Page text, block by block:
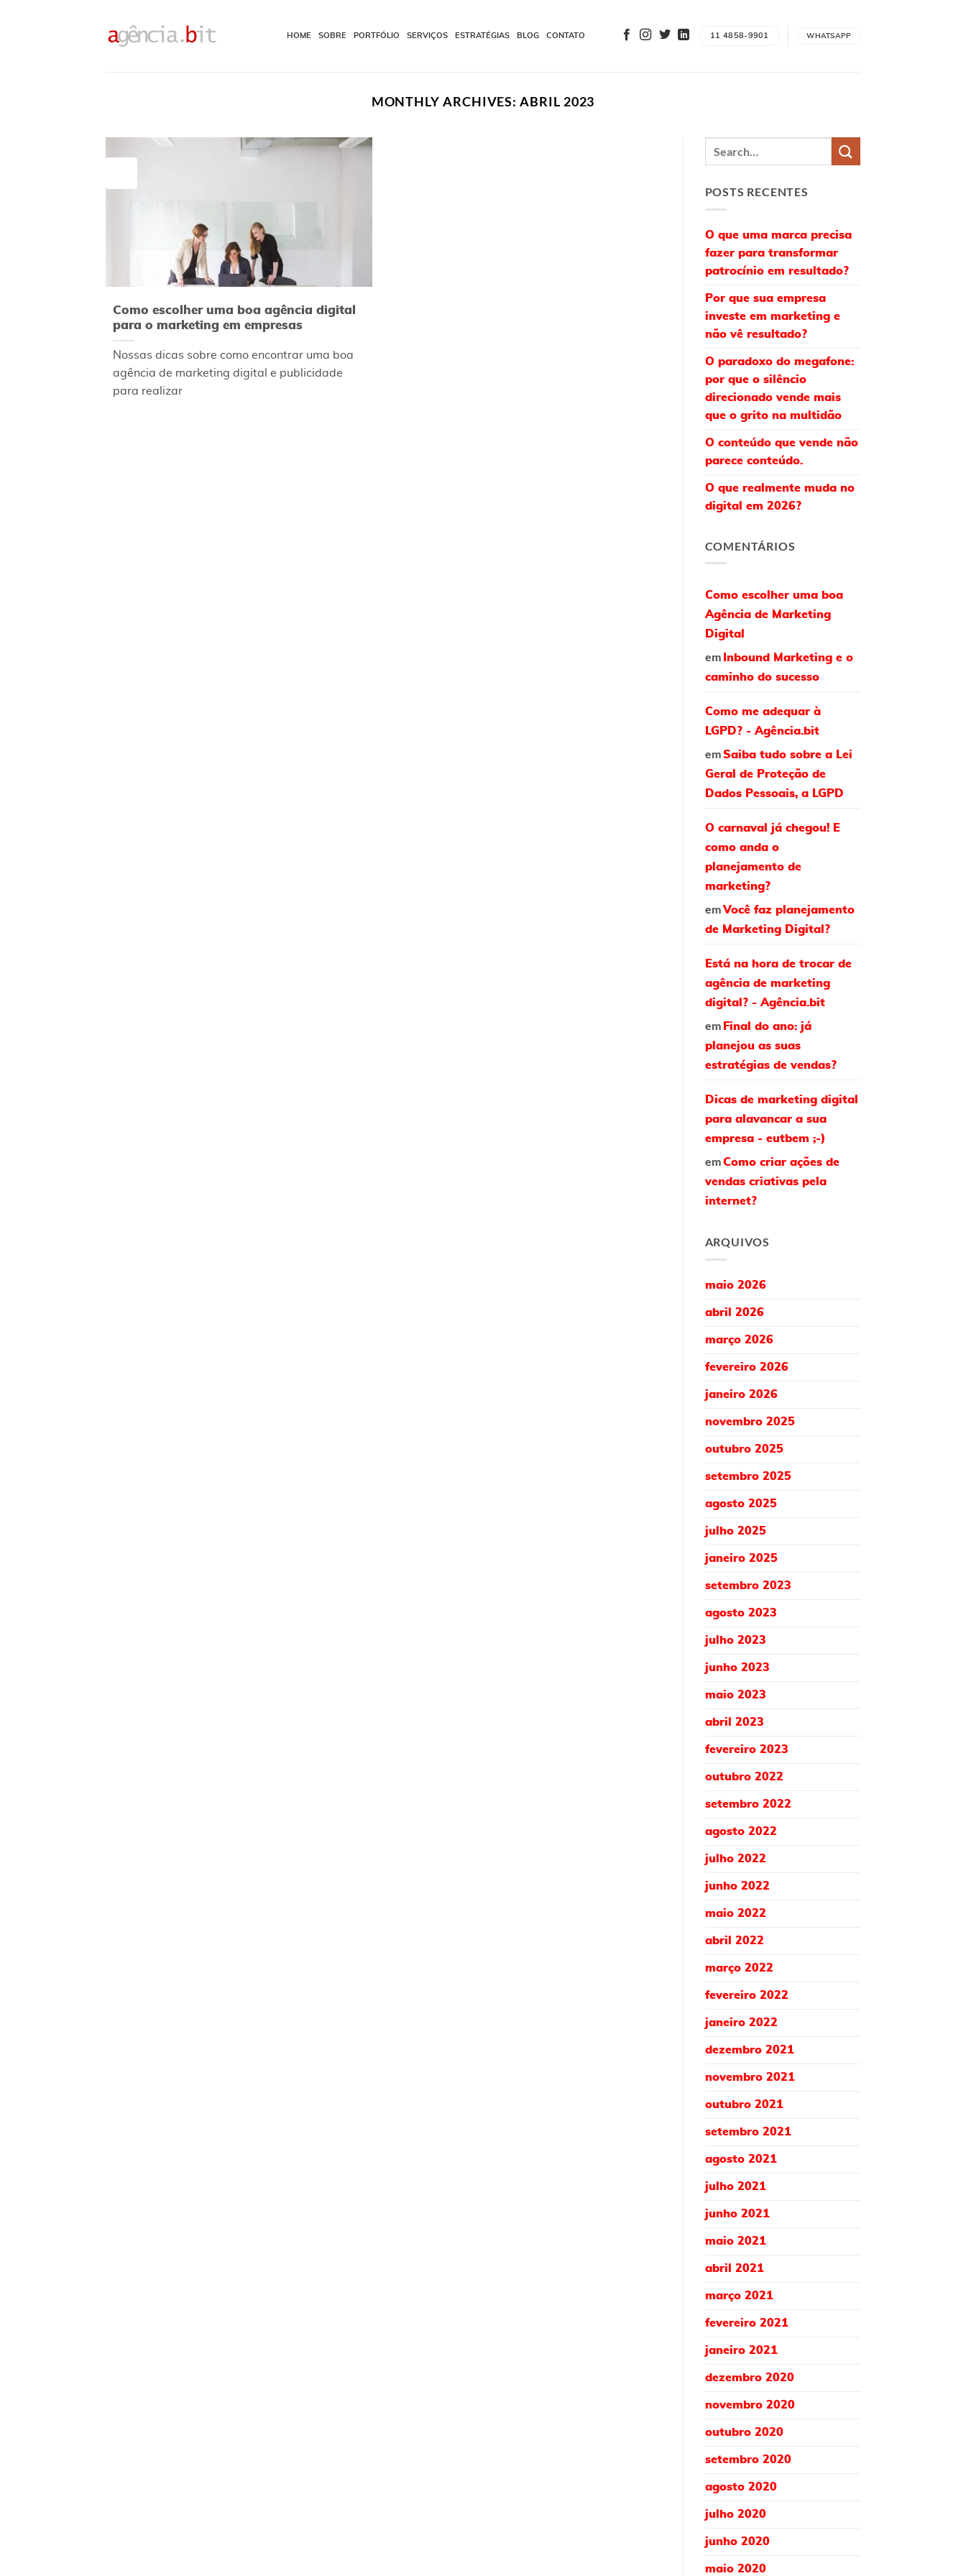
HOME SOBRE PORTFÓLIO SERVIÇOS ESTRATÉGIAS BLOG CONTATO 11 4858-9901 WHATSAPP
MONTHLY ARCHIVES:ABRIL 2023
Como escolher uma boa agência digital
para o marketing em empresas
Nossas dicas sobre como encontrar uma boa
agência de marketing digital e publicidade
para realizar
POSTS RECENTES
O que uma marca precisa
fazer para transformar
patrocínio em resultado?
Por que sua empresa
investe em marketing e
não vê resultado?
O paradoxo do megafone:
por que o silêncio
direcionado vende mais
que o grito na multidão
O conteúdo que vende não
parece conteúdo.
O que realmente muda no
digital em 2026?
COMENTÁRIOS
Como escolher uma boa
Agência de Marketing
Digital
em Inbound Marketing e o
caminho do sucesso
Como me adequar à
LGPD? - Agência.bit
emSaiba tudo sobre a Lei
Geral de Proteção de
Dados Pessoais, a LGPD
O carnaval já chegou! E
como anda o
planejamento de
marketing?
emVocê faz planejamento
de Marketing Digital?
Está na hora de trocar de
agência de marketing
digital? - Agência.bit
em Final do ano: já
planejou as suas
estratégias de vendas?
Dicas de marketing digital
para alavancar a sua
empresa - eutbem ;-)
emComo criar ações de
vendas criativas pela
internet?
ARQUIVOS
maio 2026
abril 2026
março 2026
fevereiro 2026
janeiro 2026
novembro 2025
outubro 2025
setembro 2025
agosto 2025
julho 2025
janeiro 2025
setembro 2023
agosto 2023
julho 2023
junho 2023
maio 2023
abril 2023
fevereiro 2023
outubro 2022
setembro 2022
agosto 2022
julho 2022
junho 2022
maio 2022
abril 2022
março 2022
fevereiro 2022
janeiro 2022
dezembro 2021
novembro 2021
outubro 2021
setembro 2021
agosto 2021
julho 2021
junho 2021
maio 2021
abril 2021
março 2021
fevereiro 2021
janeiro 2021
dezembro 2020
novembro 2020
outubro 2020
setembro 2020
agosto 2020
julho 2020
junho 2020
maio 2020